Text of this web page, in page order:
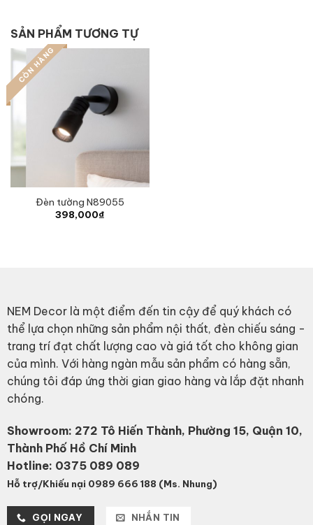
SẢN PHẨM TƯƠNG TỰ
CÒN HÀNG
Đèn tường N89055
398,000₫
NEM Decor là một điểm đến tin cậy để quý khách có
thể lựa chọn những sản phẩm nội thất, đèn chiếu sáng -
trang trí đạt chất lượng cao và giá tốt cho không gian
của mình. Với hàng ngàn mẫu sản phẩm có hàng sẵn,
chúng tôi đáp ứng thời gian giao hàng và lắp đặt nhanh
chóng.
Showroom: 272 Tô Hiến Thành, Phường 15, Quận 10,
Thành Phố Hồ Chí Minh
Hotline: 0375 089 089
Hỗ trợ/Khiếu nại 0989 666 188 (Ms. Nhung)
GỌI NGAY NHẮN TIN